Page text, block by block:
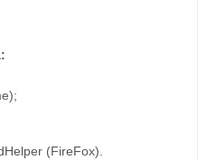
(FireFox).